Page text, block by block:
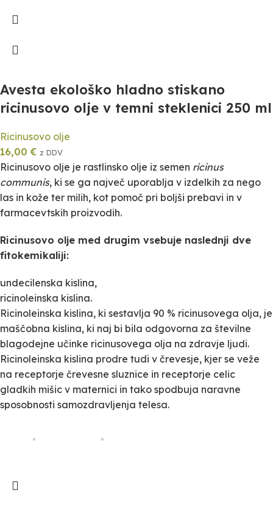
Avesta ekološko hladno stiskano
ricinusovo olje v temni steklenici 250 ml
Ricinusovo olje
16,00€ z DDV
Ricinusovo olje je rastlinsko olje iz semen ricinus
communis, ki se ga največ uporablja v izdelkih za nego
las in kože ter milih, kot pomoč pri boljši prebavi in v
farmacevtskih proizvodih.
Ricinusovo olje med drugim vsebuje naslednji dve
fitokemikaliji:
undecilenska kislina,
ricinoleinska kislina.
Ricinoleinska kislina, ki sestavlja 90 % ricinusovega olja, je
maščobna kislina, ki naj bi bila odgovorna za številne
blagodejne učinke ricinusovega olja na zdravje ljudi.
Ricinoleinska kislina prodre tudi v črevesje, kjer se veže
na receptorje črevesne sluznice in receptorje celic
gladkih mišic v maternici in tako spodbuja naravne
sposobnosti samozdravljenja telesa.